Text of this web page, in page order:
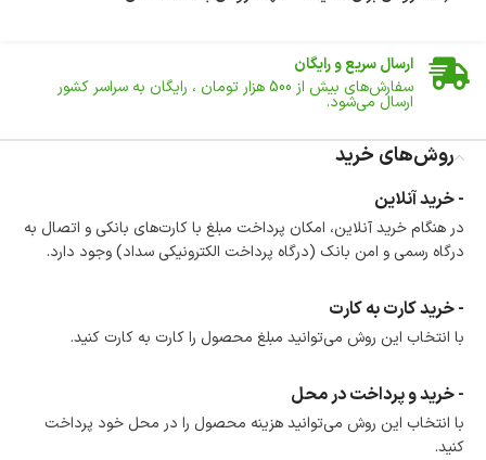
ارسال سریع و رایگان
سفارش‌های بیش از 500 هزار تومان ، رایگان به سراسر کشور
ارسال می‌شود.
تا 14 روز پس از تحویل کالا می‌توانید آن را برگشت دهید.
امکان پرداخت در محل
در هنگام خرید محصول، امکان انتخاب پرداخت در محل
وجود دارد.
امکان پرداخت اقساطی
است.
ضمانت اصالت کالا
گارانتی معتبر برای تمامی محصولات ارائه می‌شود.
روش‌های خرید
- خرید آنلاین
در هنگام خرید آنلاین، امکان پرداخت مبلغ با کارت‌های بانکی و اتصال به
درگاه رسمی و امن بانک (درگاه پرداخت الکترونیکی سداد) وجود دارد.
- خرید کارت به کارت
با انتخاب این روش می‌توانید مبلغ محصول را کارت به کارت کنید.
- خرید و پرداخت در محل
با انتخاب این روش می‌توانید هزینه محصول را در محل خود پرداخت
کنید.